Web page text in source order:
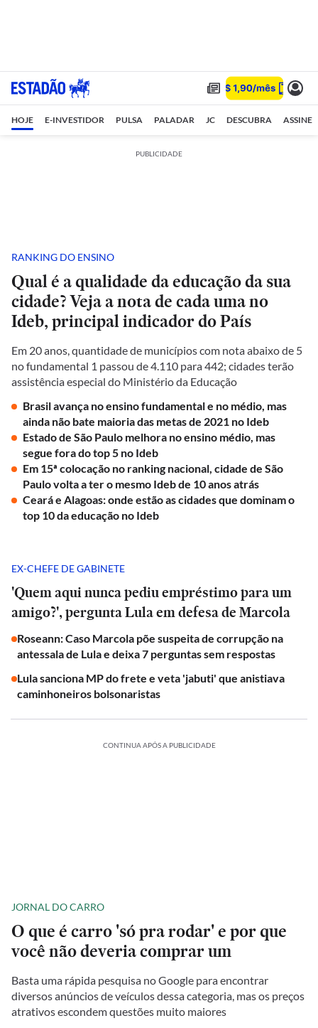
HOJE E-INVESTIDOR PULSA PALADAR JC DESCUBRA ASSINE
PUBLICIDADE
RANKING DO ENSINO
Qual é a qualidade da educação da sua
cidade? Veja a nota de cada uma no
Ideb, principal indicador do País
Em 20 anos, quantidade de municípios com nota abaixo de 5
no fundamental 1 passou de 4.110 para 442; cidades terão
assistência especial do Ministério da Educação
Brasil avança no ensino fundamental e no médio, mas
ainda não bate maioria das metas de 2021 no Ideb
Estado de São Paulo melhora no ensino médio, mas
segue fora do top 5 no Ideb
Em 15ª colocação no ranking nacional, cidade de São
Paulo volta a ter o mesmo Ideb de 10 anos atrás
Ceará e Alagoas: onde estão as cidades que dominam o
top 10 da educação no Ideb
EX-CHEFE DE GABINETE
'Quem aqui nunca pediu empréstimo para um
amigo?', pergunta Lula em defesa de Marcola
Roseann: Caso Marcola põe suspeita de corrupção na
antessala de Lula e deixa 7 perguntas sem respostas
Lula sanciona MP do frete e veta 'jabuti' que anistiava
caminhoneiros bolsonaristas
CONTINUA APÓS A PUBLICIDADE
JORNAL DO CARRO
O que é carro 'só pra rodar' e por que
você não deveria comprar um
Basta uma rápida pesquisa no Google para encontrar
diversos anúncios de veículos dessa categoria, mas os preços
atrativos escondem questões muito maiores